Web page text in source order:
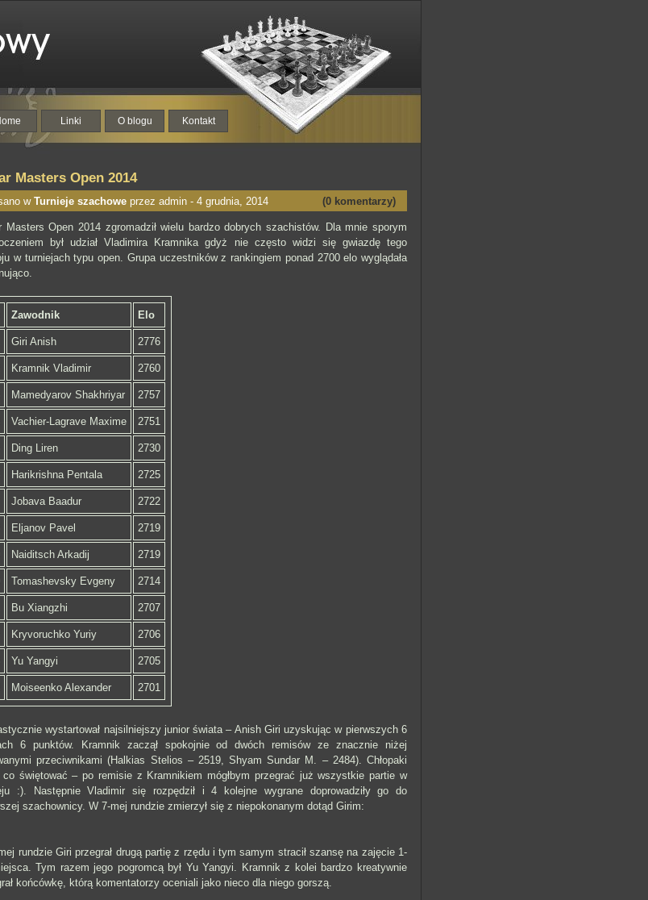
Linki O blogu Kontakt
Masters Open 2014
(0 komentarzy)
w Turnieje szachowe przez admin - 4 grudnia, 2014
Masters Open 2014 zgromadził wielu bardzo dobrych szachistów. Dla mnie sporym
był udział Vladimira Kramnika gdyż nie często widzi się gwiazdę tego
w turniejach typu open. Grupa uczestników z rankingiem ponad 2700 elo wyglądała
Zawodnik Elo
Giri Anish 2776
Kramnik Vladimir 2760
Mamedyarov Shakhriyar 2757
Vachier-Lagrave Maxime 2751
Ding Liren 2730
Harikrishna Pentala 2725
Jobava Baadur 2722
Eljanov Pavel 2719
Naiditsch Arkadij 2719
Tomashevsky Evgeny 2714
Bu Xiangzhi 2707
Kryvoruchko Yuriy 2706
Yu Yangyi 2705
Moiseenko Alexander 2701
wystartował najsilniejszy junior świata – Anish Giri uzyskując w pierwszych 6
6 punktów. Kramnik zaczął spokojnie od dwóch remisów ze znacznie niżej
przeciwnikami (Halkias Stelios – 2519, Shyam Sundar M. – 2484). Chłopaki
co świętować – po remisie z Kramnikiem mógłbym przegrać już wszystkie partie w
:). Następnie Vladimir się rozpędził i 4 kolejne wygrane doprowadziły go do
szachownicy. W 7-mej rundzie zmierzył się z niepokonanym dotąd Girim:
rundzie Giri przegrał drugą partię z rzędu i tym samym stracił szansę na zajęcie 1-
Tym razem jego pogromcą był Yu Yangyi. Kramnik z kolei bardzo kreatywnie
końcówkę, którą komentatorzy oceniali jako nieco dla niego gorszą.